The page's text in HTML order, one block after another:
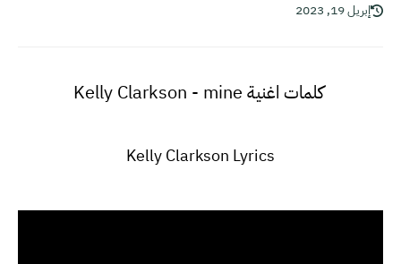
إبريل 19, 2023
كلمات اغنية Kelly Clarkson - mine
Kelly Clarkson Lyrics